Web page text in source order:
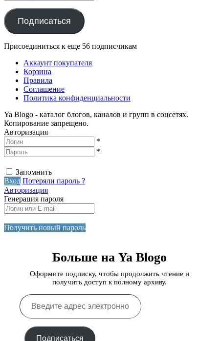
адрес
Подписаться
Присоединиться к еще 56 подписчикам
Аккаунт покупателя
Корзина
Правила
Соглашение
Политика конфиденциальности
Ya Blogo - каталог блогов, каналов и групп в соцсетях.
Копирование запрещено.
Авторизация
*
*
Запомнить
Вход Потеряли пароль ?
Авторизация
Генерация пароля
Получить новый пароль
Больше на Ya Blogo
Оформите подписку, чтобы продолжить чтение и
получить доступ к полному архиву.
Введите
адрес
электронной
Подписаться